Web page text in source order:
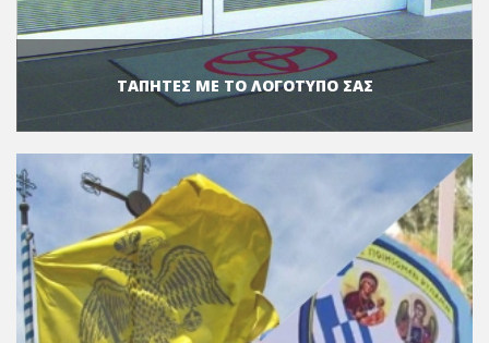
ΤΑΠΗΤΕΣ ΜΕ ΤΟ ΛΟΓΟΤΥΠΟ ΣΑΣ